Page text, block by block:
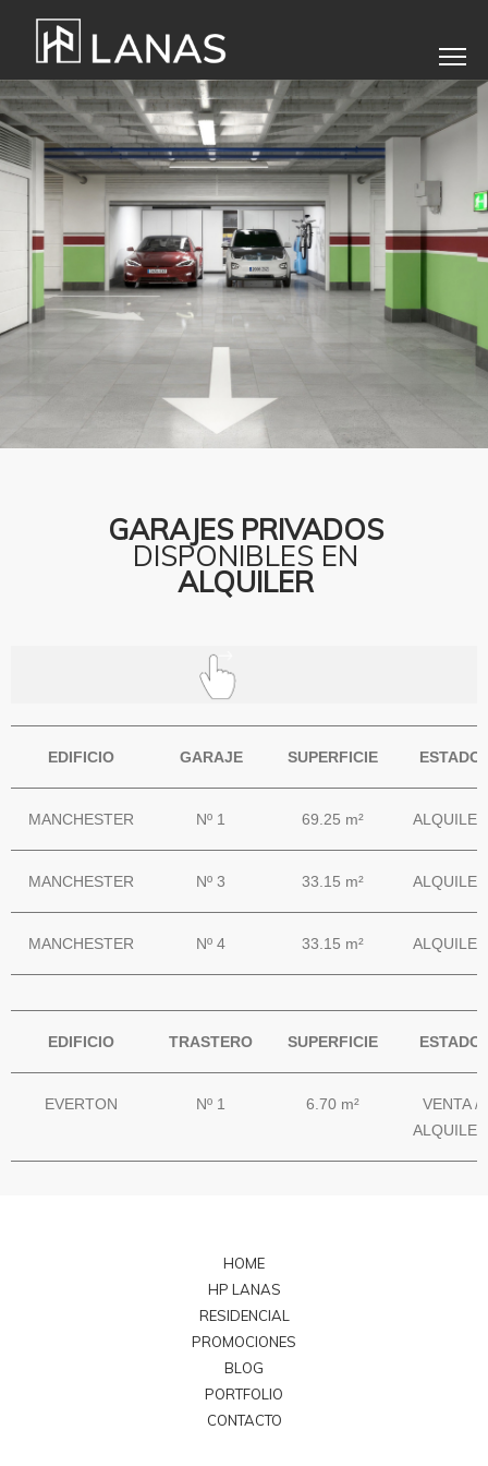
GARAJES PRIVADOS
DISPONIBLES EN
ALQUILER
EDIFICIO GARAJE SUPERFICIE ESTADO
MANCHESTER Nº 1 69.25 m² ALQUILER
MANCHESTER Nº 3 33.15 m² ALQUILER
MANCHESTER Nº 4 33.15 m² ALQUILER
EDIFICIO TRASTERO SUPERFICIE ESTADO
EVERTON Nº 1 6.70 m²
VENTA /
ALQUILER
HOME
HP LANAS
RESIDENCIAL
PROMOCIONES
BLOG
PORTFOLIO
CONTACTO